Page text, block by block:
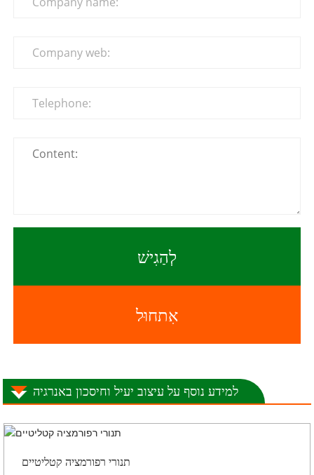
לְהַגִישׁ
אִתחוּל
למידע נוסף על עיצוב יעיל וחיסכון באנרגיה
תנורי רפורמציה קטליטיים